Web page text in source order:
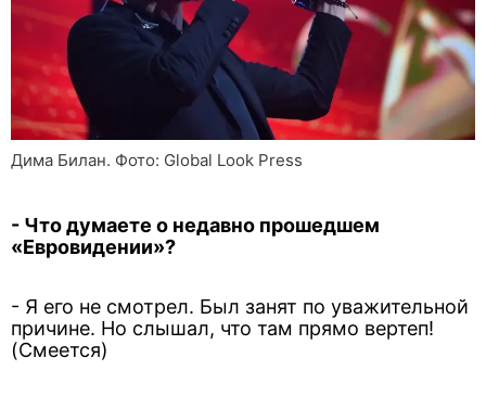
Дима Билан. Фото: Global Look Press
- Что думаете о недавно прошедшем
«Евровидении»?
- Я его не смотрел. Был занят по уважительной
причине. Но слышал, что там прямо вертеп!
(Смеется)